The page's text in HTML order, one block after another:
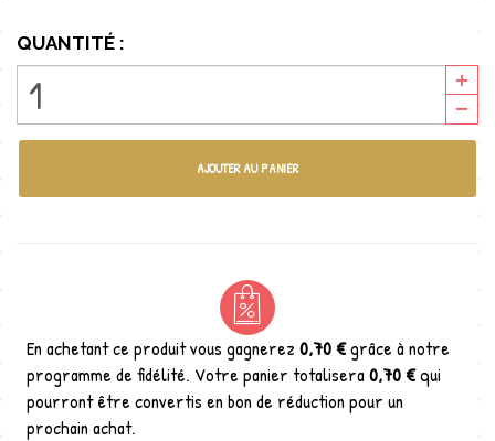
QUANTITÉ :
AJOUTER AU PANIER
En achetant ce produit vous gagnerez 0,70 €grâce à notre
programme de fidélité. Votre panier totalisera 0,70 €qui
pourront être convertis en bon de réduction pour un
prochain achat.